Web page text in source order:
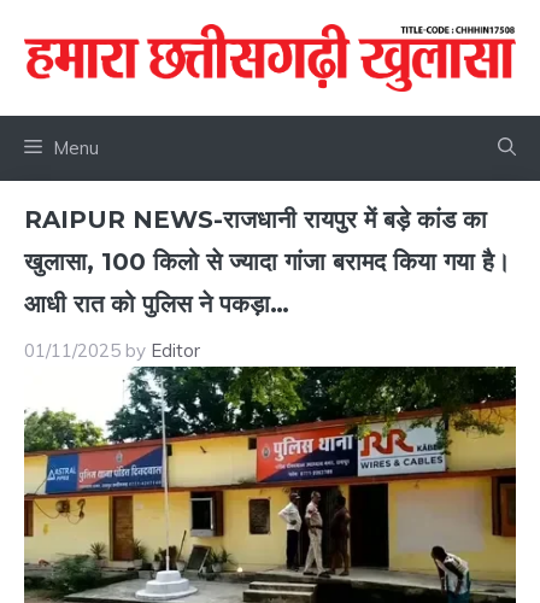
content
Menu
RAIPUR NEWS-राजधानी रायपुर में बड़े कांड का
खुलासा, 100 किलो से ज्यादा गांजा बरामद किया गया है।
आधी रात को पुलिस ने पकड़ा…
01/11/2025 by Editor